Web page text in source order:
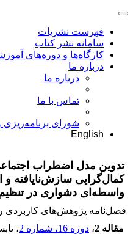
فهرست نشریات
سامانه نشر کتاب
کارگاه‌ها و دوره‌های
درباره ما
درباره ما
تماس با ما
شورای
English
تدوین مدل اضطراب
کمال‌گرایی سازش‌نایافته و
واسطه‌ای دشواری در
فصل‌نامه پژوهش‌های کاربردی
مقاله 2
، دوره 16، شماره 2 ،